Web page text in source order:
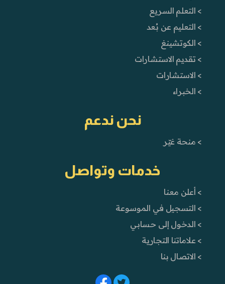
> التعلم السريع
> التعليم عن بُعد
> الكوتشينغ
> تقديم الاستشارات
> الاستشارات
> الخبراء
نحن ندعم
> منحة غيّر
خدمات وتواصل
> أعلن معنا
> التسجيل في الموسوعة
> الدخول إلى حسابي
> علاماتنا التجارية
> الاتصال بنا